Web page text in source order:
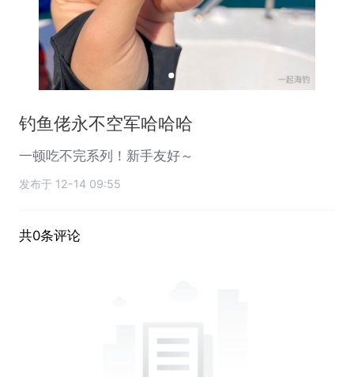
钓鱼佬永不空军哈哈哈
一顿吃不完系列！新手友好～
发布于 12-14 09:55
共0条评论